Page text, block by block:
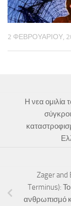
2 ΦΕΒΡΟΥΑΡΊΟΥ,
Η νεα ομιλία
Zager and
Terminus):
ανθρωπισμό